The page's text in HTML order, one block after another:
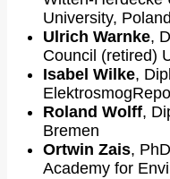
University, Poland
Ulrich Warnke,
Council (retired)
Isabel Wilke,
Roland Wolff,
Bremen
Ortwin Zais,
Academy for